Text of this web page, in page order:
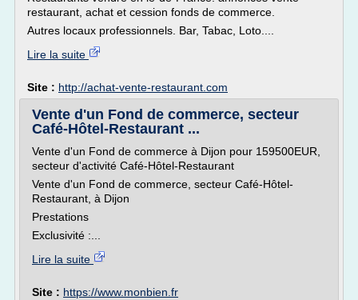
restaurant, achat et cession fonds de commerce.
Autres locaux professionnels. Bar, Tabac, Loto....
Lire la suite
Site : http://achat-vente-restaurant.com
Vente d'un Fond de commerce, secteur
Café-Hôtel-Restaurant ...
Vente d'un Fond de commerce à Dijon pour 159500EUR,
secteur d'activité Café-Hôtel-Restaurant
Vente d'un Fond de commerce, secteur Café-Hôtel-
Restaurant, à Dijon
Prestations
Exclusivité :...
Lire la suite
Site : https://www.monbien.fr